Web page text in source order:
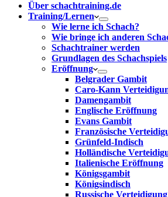
Über schachtraining.de
Training/Lernen
Wie lerne ich Schach?
Wie bringe ich anderen
Schachtrainer werden
Grundlagen des Schachspiels
Eröffnung
Belgrader Gambit
Caro-Kann
Damengambit
Englische Eröffnung
Evans Gambit
Französische
Grünfeld-Indisch
Holländische
Italienische Eröffnung
Königsgambit
Königsindisch
Russische Verteidigung